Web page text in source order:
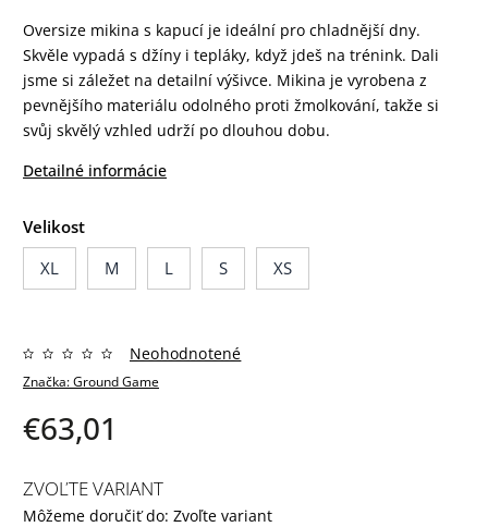
Oversize mikina s kapucí je ideální pro chladnější dny.
Skvěle vypadá s džíny i tepláky, když jdeš na trénink. Dali
jsme si záležet na detailní výšivce. Mikina je vyrobena z
pevnějšího materiálu odolného proti žmolkování, takže si
svůj skvělý vzhled udrží po dlouhou dobu.
Detailné informácie
Velikost
XL
M L S XS
Značka:Ground Game
Neohodnotené
€63,01
ZVOĽTE VARIANT
Môžeme doručiť do: Zvoľte variant